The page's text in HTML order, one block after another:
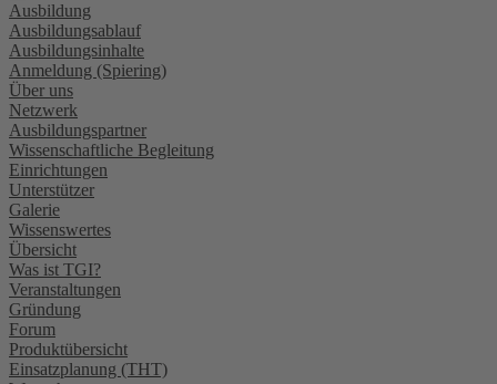
Ausbildung
Ausbildungsablauf
Ausbildungsinhalte
Anmeldung (Spiering)
Über uns
Netzwerk
Ausbildungspartner
Wissenschaftliche Begleitung
Einrichtungen
Unterstützer
Galerie
Wissenswertes
Übersicht
Was ist TGI?
Veranstaltungen
Gründung
Forum
Produktübersicht
Einsatzplanung (THT)